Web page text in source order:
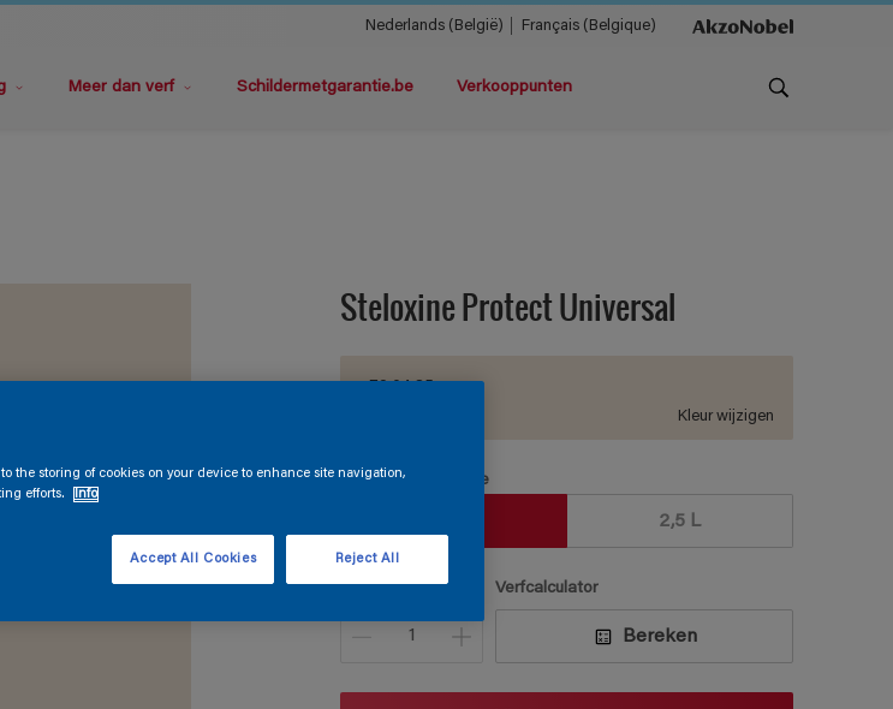
Nederlands (België) Français (Belgique)
Meer dan verf Schildermetgarantie.be Verkooppunten
Steloxine Protect Universal
Kleur wijzigen
Verpakkingsgrootte
2,5 L
Aantal Verfcalculator
Bereken
the storing of cookies on your device to enhance site navigation,
efforts.
Info
Reject All
Accept All Cookies